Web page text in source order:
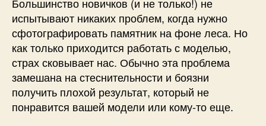
испытывают никаких проблем, когда нужно
сфотографировать памятник на фоне леса. Но
как только приходится работать с моделью,
страх сковывает нас. Обычно эта проблема
замешана на стеснительности и боязни
получить плохой результат, который не
понравится вашей модели или кому-то еще.